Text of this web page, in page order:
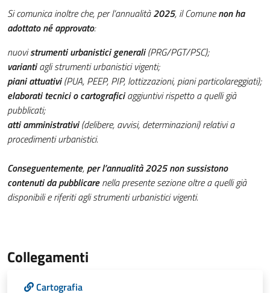
Si comunica inoltre che, per l’annualità2025, il Comunenon ha
adottato né approvato:
nuovistrumenti urbanistici generali(PRG/PGT/PSC);
variantiagli strumenti urbanistici vigenti;
piani attuativi(PUA, PEEP, PIP, lottizzazioni, piani particolareggiati);
elaborati tecnici o cartograficiaggiuntivi rispetto a quelli già
pubblicati;
atti amministrativi(delibere, avvisi, determinazioni) relativi a
procedimenti urbanistici.
Conseguentemente,per l’annualità 2025 non sussistono
contenuti da pubblicarenella presente sezione oltre a quelli già
disponibili e riferiti agli strumenti urbanistici vigenti.
Collegamenti
Cartografia